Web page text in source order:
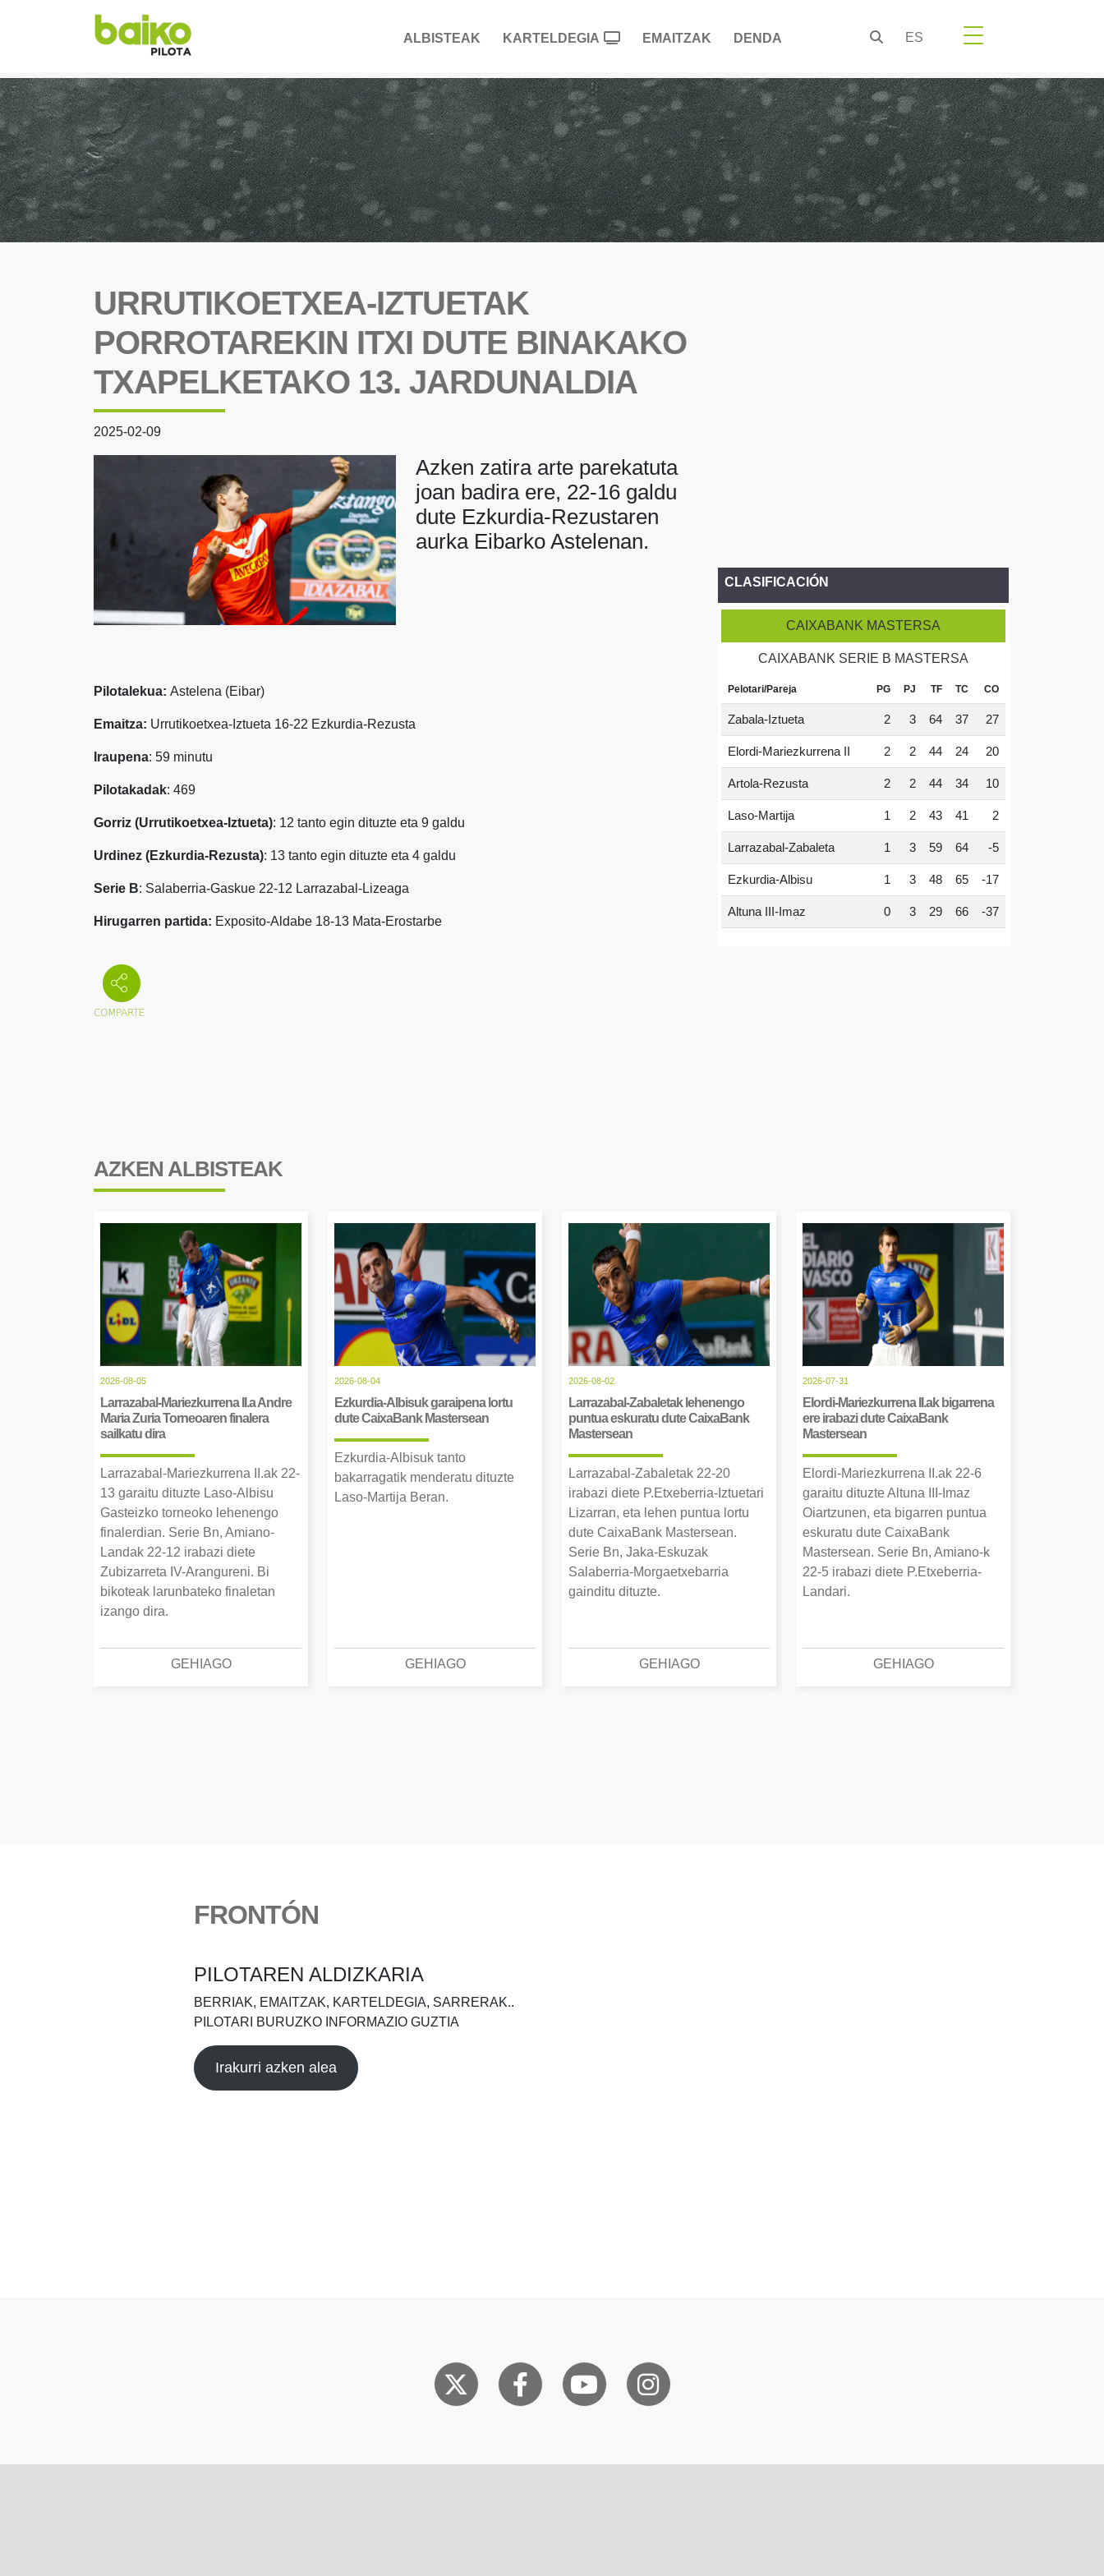
ALBISTEAK KARTELDEGIA EMAITZAK DENDA ES
URRUTIKOETXEA-IZTUETAK
PORROTAREKIN ITXI DUTE BINAKAKO
TXAPELKETAKO 13. JARDUNALDIA
2025-02-09
Azken zatira arte parekatuta
joan badira ere, 22-16 galdu
dute Ezkurdia-Rezustaren
aurka Eibarko Astelenan.
Pilotalekua: Astelena (Eibar)
Emaitza: Urrutikoetxea-Iztueta 16-22 Ezkurdia-Rezusta
Iraupena: 59 minutu
Pilotakadak: 469
Gorriz (Urrutikoetxea-Iztueta): 12 tanto egin dituzte eta 9 galdu
Urdinez (Ezkurdia-Rezusta): 13 tanto egin dituzte eta 4 galdu
Serie B: Salaberria-Gaskue 22-12 Larrazabal-Lizeaga
Hirugarren partida: Exposito-Aldabe 18-13 Mata-Erostarbe
CLASIFICACIÓN
CAIXABANK MASTERSA
CAIXABANK SERIE B MASTERSA
Pelotari/Pareja PG PJ TF TC CO
Zabala-Iztueta 2 3 64 37 27
Elordi-Mariezkurrena II 2 2 44 24 20
Artola-Rezusta 2 2 44 34 10
Laso-Martija 1 2 43 41 2
Larrazabal-Zabaleta 1 3 59 64 -5
Ezkurdia-Albisu 1 3 48 65 -17
Altuna III-Imaz 0 3 29 66 -37
AZKEN ALBISTEAK
2026-08-05
Larrazabal-Mariezkurrena II.a Andre
Maria Zuria Torneoaren finalera
sailkatu dira
Larrazabal-Mariezkurrena II.ak 22-
13 garaitu dituzte Laso-Albisu
Gasteizko torneoko lehenengo
finalerdian. Serie Bn, Amiano-
Landak 22-12 irabazi diete
Zubizarreta IV-Arangureni. Bi
bikoteak larunbateko finaletan
izango dira.
GEHIAGO
2026-08-04
Ezkurdia-Albisuk garaipena lortu
dute CaixaBank Mastersean
Ezkurdia-Albisuk tanto
bakarragatik menderatu dituzte
Laso-Martija Beran.
GEHIAGO
2026-08-02
Larrazabal-Zabaletak lehenengo
puntua eskuratu dute CaixaBank
Mastersean
Larrazabal-Zabaletak 22-20
irabazi diete P.Etxeberria-Iztuetari
Lizarran, eta lehen puntua lortu
dute CaixaBank Mastersean.
Serie Bn, Jaka-Eskuzak
Salaberria-Morgaetxebarria
gainditu dituzte.
GEHIAGO
2026-07-31
Elordi-Mariezkurrena II.ak bigarrena
ere irabazi dute CaixaBank
Mastersean
Elordi-Mariezkurrena II.ak 22-6
garaitu dituzte Altuna III-Imaz
Oiartzunen, eta bigarren puntua
eskuratu dute CaixaBank
Mastersean. Serie Bn, Amiano-k
22-5 irabazi diete P.Etxeberria-
Landari.
GEHIAGO
FRONTÓN
PILOTAREN ALDIZKARIA
BERRIAK, EMAITZAK, KARTELDEGIA, SARRERAK..
PILOTARI BURUZKO INFORMAZIO GUZTIA
Irakurri azken alea